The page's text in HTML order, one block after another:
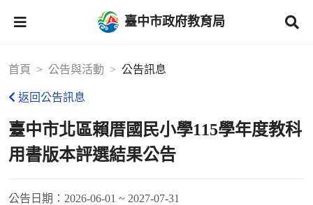
臺中市政府教育局
首頁 公告與活動 公告訊息
返回公告訊息
臺中市北區賴厝國民小學115學年度教科
用書版本評選結果公告
公告日期： 2026-06-01 ~ 2027-07-31